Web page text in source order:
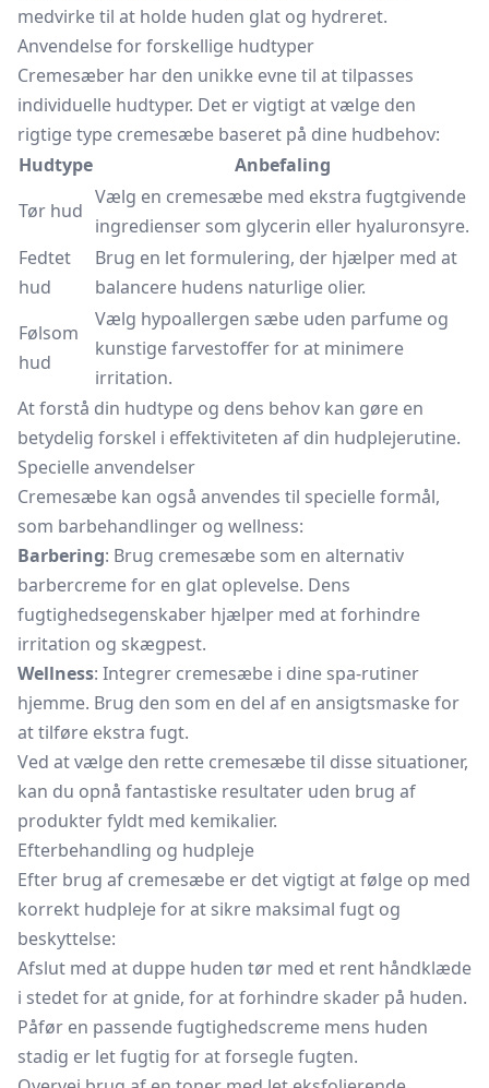
medvirke til at holde huden glat og hydreret.
Anvendelse for forskellige hudtyper
Cremesæber har den unikke evne til at tilpasses
individuelle hudtyper. Det er vigtigt at vælge den
rigtige type cremesæbe baseret på dine hudbehov:
Hudtype
Anbefaling
Tør hud
Vælg en cremesæbe med ekstra fugtgivende
ingredienser som glycerin eller hyaluronsyre.
Fedtet
hud
Brug en let formulering, der hjælper med at
balancere hudens naturlige olier.
Følsom
hud
Vælg hypoallergen sæbe uden parfume og
kunstige farvestoffer for at minimere
irritation.
At forstå din hudtype og dens behov kan gøre en
betydelig forskel i effektiviteten af din hudplejerutine.
Specielle anvendelser
Cremesæbe kan også anvendes til specielle formål,
som barbehandlinger og wellness:
Barbering: Brug cremesæbe som en alternativ
barbercreme for en glat oplevelse. Dens
fugtighedsegenskaber hjælper med at forhindre
irritation og skægpest.
Wellness: Integrer cremesæbe i dine spa-rutiner
hjemme. Brug den som en del af en ansigtsmaske for
at tilføre ekstra fugt.
Ved at vælge den rette cremesæbe til disse situationer,
kan du opnå fantastiske resultater uden brug af
produkter fyldt med kemikalier.
Efterbehandling og hudpleje
Efter brug af cremesæbe er det vigtigt at følge op med
korrekt hudpleje for at sikre maksimal fugt og
beskyttelse:
Afslut med at duppe huden tør med et rent håndklæde
i stedet for at gnide, for at forhindre skader på huden.
Påfør en passende fugtighedscreme mens huden
stadig er let fugtig for at forsegle fugten.